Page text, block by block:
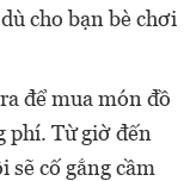
cho bạn bè chơi
để mua món đồ
phí. Từ giờ đến
cố gắng cầm